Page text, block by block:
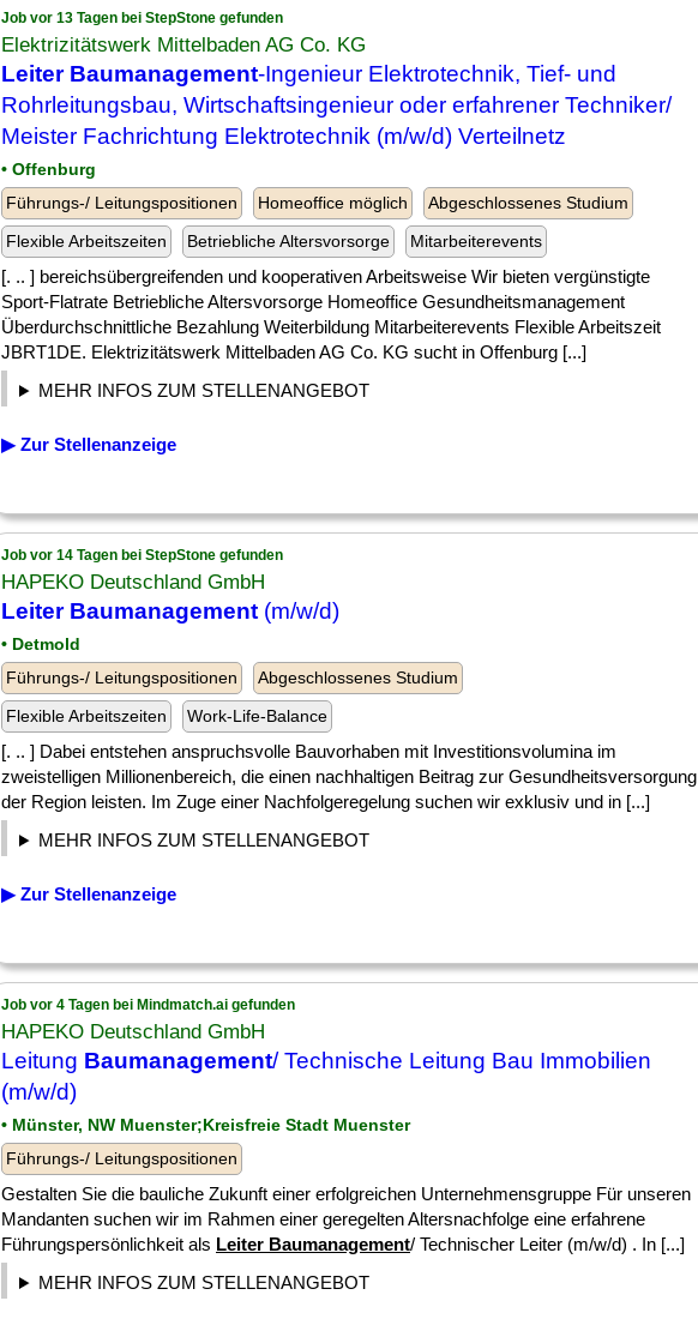
Job vor 13 Tagen bei StepStone gefunden
Elektrizitätswerk Mittelbaden AG Co. KG
Leiter Baumanagement-Ingenieur Elektrotechnik, Tief- und
Rohrleitungsbau, Wirtschaftsingenieur oder erfahrener Techniker/
Meister Fachrichtung Elektrotechnik (m/w/d) Verteilnetz
• Offenburg
Führungs-/ Leitungspositionen
Homeoffice möglich
Abgeschlossenes Studium
Flexible Arbeitszeiten
Betriebliche Altersvorsorge Mitarbeiterevents
[. .. ] bereichsübergreifenden und kooperativen Arbeitsweise Wir bieten vergünstigte
Sport-Flatrate Betriebliche Altersvorsorge Homeoffice Gesundheitsmanagement
Überdurchschnittliche Bezahlung Weiterbildung Mitarbeiterevents Flexible Arbeitszeit
JBRT1DE. Elektrizitätswerk Mittelbaden AG Co. KG sucht in Offenburg [...]
MEHR INFOS ZUM STELLENANGEBOT
▶ Zur Stellenanzeige
Job vor 14 Tagen bei StepStone gefunden
HAPEKO Deutschland GmbH
Leiter Baumanagement (m/w/d)
• Detmold
Führungs-/ Leitungspositionen
Abgeschlossenes Studium
Flexible Arbeitszeiten
Work-Life-Balance
[. .. ] Dabei entstehen anspruchsvolle Bauvorhaben mit Investitionsvolumina im
zweistelligen Millionenbereich, die einen nachhaltigen Beitrag zur Gesundheitsversorgung
der Region leisten. Im Zuge einer Nachfolgeregelung suchen wir exklusiv und in [...]
MEHR INFOS ZUM STELLENANGEBOT
▶ Zur Stellenanzeige
Job vor 4 Tagen bei Mindmatch.ai gefunden
HAPEKO Deutschland GmbH
Leitung Baumanagement/ Technische Leitung Bau Immobilien
(m/w/d)
• Münster, NW Muenster;Kreisfreie Stadt Muenster
Führungs-/ Leitungspositionen
Gestalten Sie die bauliche Zukunft einer erfolgreichen Unternehmensgruppe Für unseren
Mandanten suchen wir im Rahmen einer geregelten Altersnachfolge eine erfahrene
Führungspersönlichkeit als Leiter Baumanagement/ Technischer Leiter (m/w/d) . In [...]
MEHR INFOS ZUM STELLENANGEBOT